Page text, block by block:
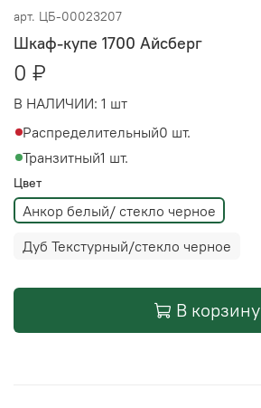
арт. ЦБ-00023207
Шкаф-купе 1700 Айсберг
0 ₽
В НАЛИЧИИ: 1 шт
Распределительный0 шт.
Транзитный1 шт.
Цвет
Анкор белый/ стекло черное
Дуб Текстурный/стекло черное
В корзину